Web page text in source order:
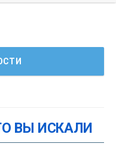
ВЫ ИСКАЛИ